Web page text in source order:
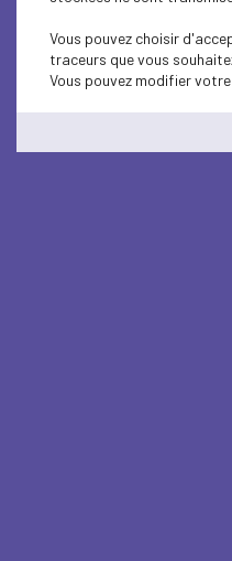
Vous pouvez choisir
traceurs que vous
Vous pouvez modifier